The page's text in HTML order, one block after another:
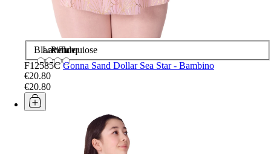
Black
Lavender
PinkTurquiose
F12585C Gonna Sand Dollar Sea Star - Bambino
€20.80
€20.80